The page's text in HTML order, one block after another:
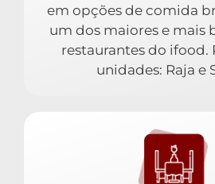
em opções de comida
um dos maiores e mais
restaurantes do ifood.
unidades: Raja e